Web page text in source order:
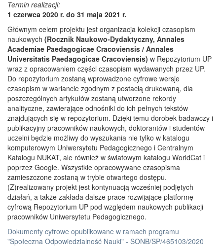
Termin realizacji:
1 czerwca 2020 r. do 31 maja 2021 r.
Głównym celem projektu jest organizacja kolekcji czasopism
naukowych (Rocznik Naukowo-Dydaktyczny, Annales
Academiae Paedagogicae Cracoviensis / Annales
Universitatis Paedagogicae Cracoviensis) w Repozytorium UP
wraz z opracowaniem części czasopism wydawanych przez UP.
Do repozytorium zostaną wprowadzone cyfrowe wersje
czasopism w wariancie zgodnym z postacią drukowaną, dla
poszczególnych artykułów zostaną utworzone rekordy
analityczne, zawierające odnośniki do ich pełnych tekstów
znajdujących się w repozytorium. Dzięki temu dorobek badawczy i
publikacyjny pracowników naukowych, doktorantów i studentów
uczelni będzie możliwy do wyszukania nie tylko w katalogu
komputerowym Uniwersytetu Pedagogicznego i Centralnym
Katalogu NUKAT, ale również w światowym katalogu WorldCat i
poprzez Google. Wszystkie opracowywane czasopisma
zamieszczone zostaną w trybie otwartego dostępu.
(Z)realizowany projekt jest kontynuacją wcześniej podjętych
działań, a także zakłada dalsze prace rozwijające platformę
cyfrową Repozytorium UP pod względem naukowych publikacji
pracowników Uniwersytetu Pedagogicznego.
Dokumenty cyfrowe opublikowane w ramach programu
"Społeczna Odpowiedzialność Nauki" - SONB/SP/465103/2020